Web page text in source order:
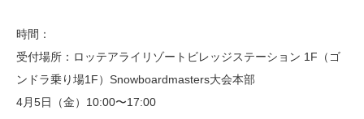
時間：
受付場所：ロッテアライリゾートビレッジステーション 1F（ゴ
ンドラ乗り場1F）Snowboardmasters大会本部
4月5日（金）10:00〜17:00